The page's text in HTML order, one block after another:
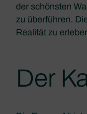
der schönsten
zu überführen.
Realität zu
Der